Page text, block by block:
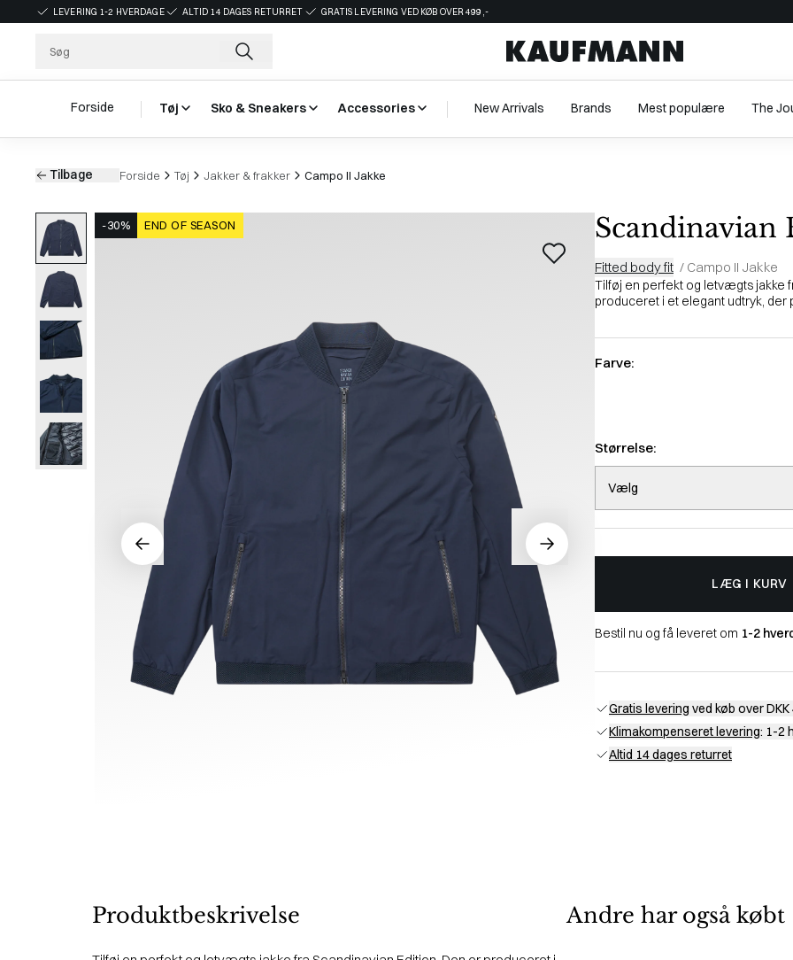
LEVERING 1-2 HVERDAGE ALTID 14 DAGES RETURRET GRATIS LEVERING VED KØB OVER 499,-
Forside Tøj Sko & Sneakers Accessories New Arrivals Brands Mest populære The
Tilbage Forside Tøj Jakker & frakker Campo II Jakke
-30% END OF SEASON Scandinavian
Fitted body fit / Campo II Jakke
Tilføj en perfekt og letvægts jakke
produceret i et elegant udtryk, der
Farve:
Størrelse:
Vælg
LÆG I KURV
Bestil nu og få leveret om 1-2
Gratis levering ved køb over DKK
Klimakompenseret levering: 1-2
Altid 14 dages returret
Produktbeskrivelse Andre har også købt